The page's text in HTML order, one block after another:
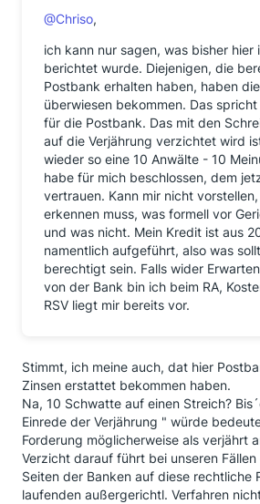
@Chriso,
ich kann nur sagen, was bisher hier
berichtet wurde. Diejenigen, die
Postbank erhalten haben, haben
überwiesen bekommen. Das
für die Postbank. Das mit den
auf die Verjährung verzichtet wird
wieder so eine 10 Anwälte - 10
habe für mich beschlossen, dem
vertrauen. Kann mir nicht
erkennen muss, was formell vor
und was nicht. Mein Kredit ist aus
namentlich aufgeführt, also was
berechtigt sein. Falls wider
von der Bank bin ich beim RA,
RSV liegt mir bereits vor.
Stimmt, ich meine auch, dat hier
Zinsen erstattet bekommen haben.
Na, 10 Schwatte auf einen Streich?
Einrede der Verjährung " würde
Forderung möglicherweise als verjährt
Verzicht darauf führt bei unseren
Seiten der Banken auf diese rechtliche
laufenden außergerichtl. Verfahren